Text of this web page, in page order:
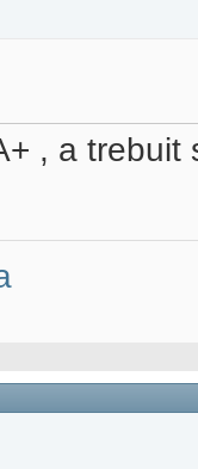
, a